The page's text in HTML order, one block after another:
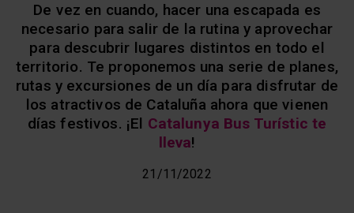
De vez en cuando, hacer una escapada es
necesario para salir de la rutina y aprovechar
para descubrir lugares distintos en todo el
territorio. Te proponemos una serie de planes,
rutas y excursiones de un día para disfrutar de
los atractivos de Cataluña ahora que vienen
días festivos. ¡El Catalunya Bus Turístic te
lleva!
21/11/2022